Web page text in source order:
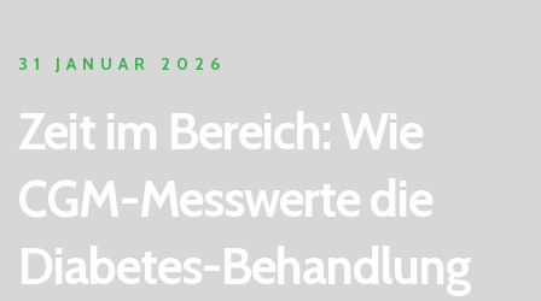
31 JANUAR 2026
Zeit im Bereich: Wie
CGM-Messwerte die
Diabetes-Behandlung